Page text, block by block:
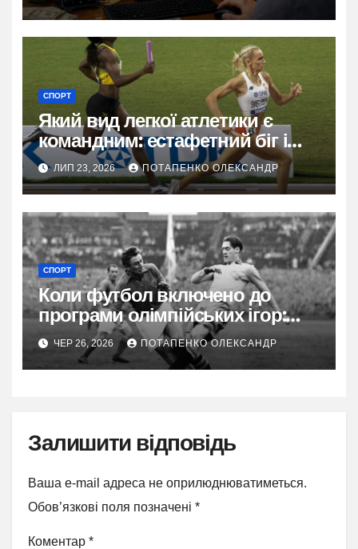
СПОРТ
Який вид легкої атлетики є
командним: естафетний біг і
його сила
ЛИП 23, 2026 ПОТАПЕНКО ОЛЕКСАНДР
СПОРТ
Коли футбол включено до
програми олімпійських ігор:
повна історія від 1900 року
ЧЕР 26, 2026 ПОТАПЕНКО ОЛЕКСАНДР
Залишити відповідь
Ваша e-mail адреса не оприлюднюватиметься.
Обов’язкові поля позначені *
Коментар *